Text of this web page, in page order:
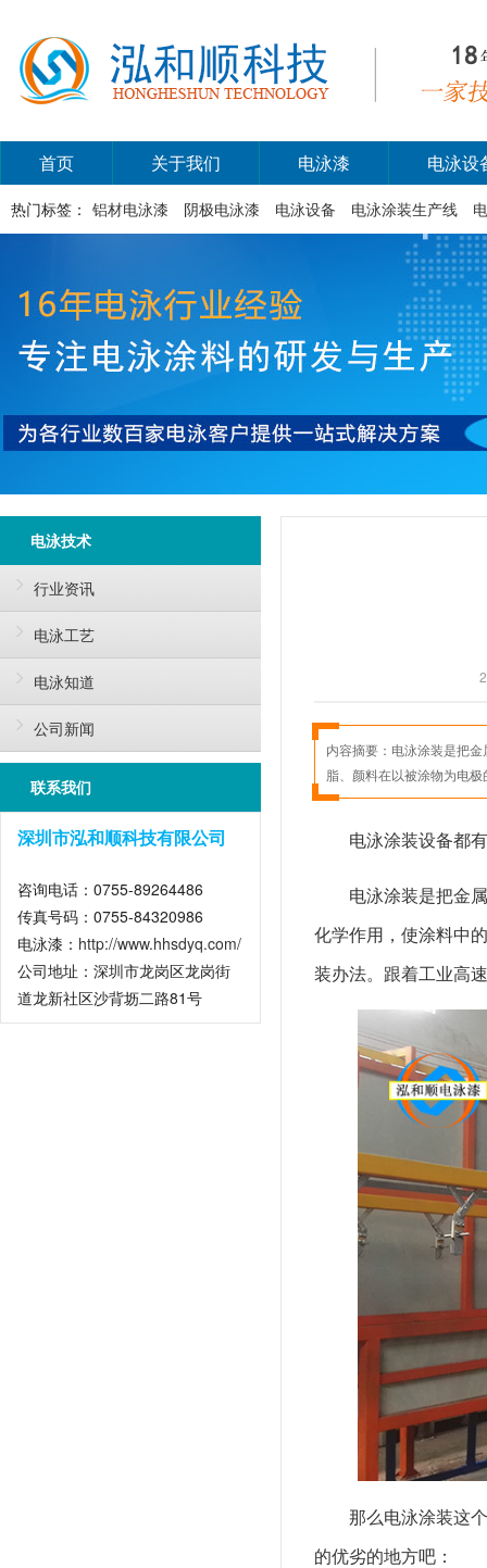
首页 关于我们 电泳漆 电泳设
热门标签： 铝材电泳漆 阴极电泳漆 电泳设备 电泳涂装生产线
电泳技术
行业资讯
电泳工艺
电泳知道
公司新闻
联系我们
深圳市泓和顺科技有限公司
咨询电话：0755-89264486
传真号码：0755-84320986
电泳漆： http://www.hhsdyq.com/
公司地址：深圳市龙岗区龙岗街
道龙新社区沙背坜二路81号
内容摘要： 电泳涂装​是把
脂、颜料在以被涂物为电
电泳涂装设备都
电泳涂装是把金
化学作用，使涂料中
装办法。跟着工业高
那么电泳涂装这
的优劣的地方吧：